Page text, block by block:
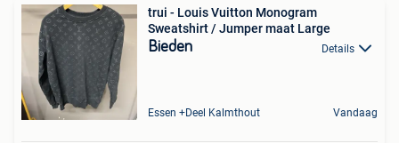
trui - Louis Vuitton Monogram
Sweatshirt / Jumper maat Large
Bieden Details
Essen +Deel Kalmthout Vandaag